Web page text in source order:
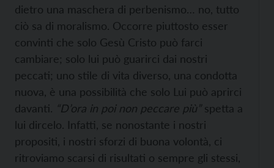
dietro una maschera di perbenismo… no, tutto
ciò sa di moralismo. Occorre piuttosto esser
convinti che solo Gesù Cristo può farci
cambiare; solo lui può guarirci dai nostri
peccati; uno stile di vita diverso, una condotta
nuova, è una possibilità che solo Lui può aprirci
davanti. “D’ora in poi non peccare più”spetta a
lui dircelo. Infatti, se nonostante i nostri
propositi, i nostri sforzi di buona volontà, ci
ritroviamo scarsi di risultati o sempre gli stessi,